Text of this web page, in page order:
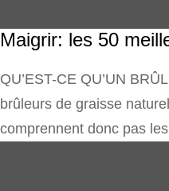
Maigrir: les 50
QU’EST-CE QU’UN
brûleurs de graisse
comprennent donc pas